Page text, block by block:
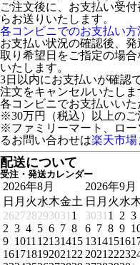
ご注文後に、お支払い受
らお送りいたします。
各コンビニでのお支払い方
お支払い状況の確認後、
取り希望日をご指定の場
いたします。
3日以内にお支払いが確認
注文をキャンセルいたしま
各コンビニでお支払いいた
※30万円（税込）以上のご
※ファミリーマート、ロー
るお問い合わせは楽天市場
配送について
受注・発送カレンダー
2026年8月
日 月 火水木金土
262728293031 1
2 3 4 5 6 7 8
9 1011 12131415
161718192021 22
2026年9月
日 月 火水
3031 1 2 3
6 7 8 9
13141516
2021 2223